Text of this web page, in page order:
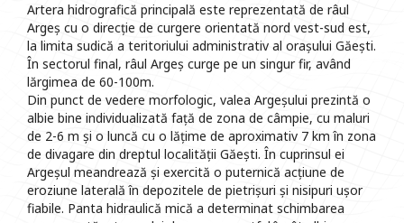
Artera hidrografică principală este reprezentată de râul
Argeș cu o direcție de curgere orientată nord vest-sud est,
la limita sudică a teritoriului administrativ al orașului Găești.
În sectorul final, râul Argeș curge pe un singur fir, având
lărgimea de 60-100m.
Din punct de vedere morfologic, valea Argeșului prezintă o
albie bine individualizată față de zona de câmpie, cu maluri
de 2-6 m și o luncă cu o lățime de aproximativ 7 km în zona
de divagare din dreptul localității Găești. În cuprinsul ei
Argeșul meandrează și exercită o puternică acțiune de
eroziune laterală în depozitele de pietrișuri și nisipuri ușor
fiabile. Panta hidraulică mică a determinat schimbarea